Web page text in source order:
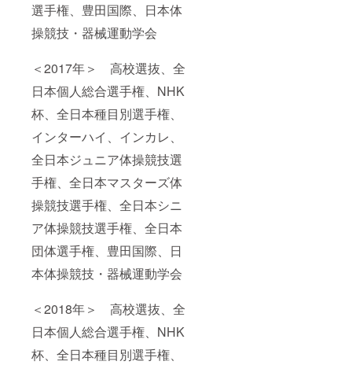
選手権、豊田国際、日本体
操競技・器械運動学会
＜2017年＞ 高校選抜、全
日本個人総合選手権、NHK
杯、全日本種目別選手権、
インターハイ、インカレ、
全日本ジュニア体操競技選
手権、全日本マスターズ体
操競技選手権、全日本シニ
ア体操競技選手権、全日本
団体選手権、豊田国際、日
本体操競技・器械運動学会
＜2018年＞ 高校選抜、全
日本個人総合選手権、NHK
杯、全日本種目別選手権、